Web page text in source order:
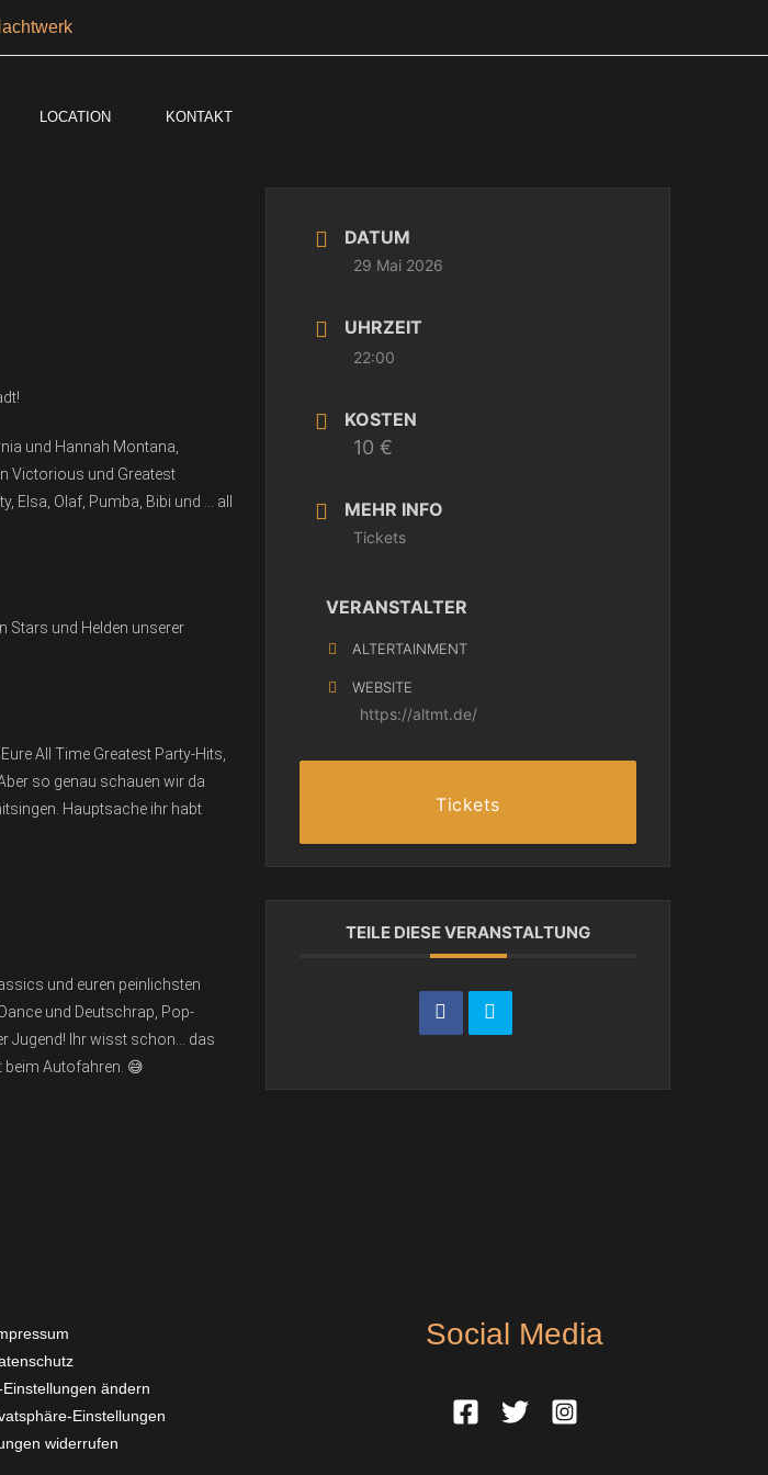
LOCATION KONTAKT
und Hannah Montana,
Victorious und Greatest
Elsa, Olaf, Pumba, Bibi und … all
Stars und Helden unserer
All Time Greatest Party-Hits,
so genau schauen wir da
Hauptsache ihr habt
und euren peinlichsten
und Deutschrap, Pop-
Jugend! Ihr wisst schon… das
beim Autofahren. 😅
DATUM
29 Mai 2026
UHRZEIT
22:00
KOSTEN
10 €
MEHR INFO
Tickets
VERANSTALTER
ALTERTAINMENT
WEBSITE
https://altmt.de/
Tickets
TEILE DIESE VERANSTALTUNG
ändern
Einstellungen
widerrufen
Social Media